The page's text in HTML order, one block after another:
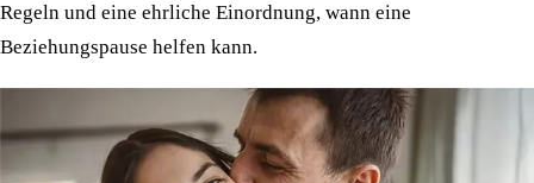
Regeln und eine ehrliche Einordnung, wann eine
Beziehungspause helfen kann.